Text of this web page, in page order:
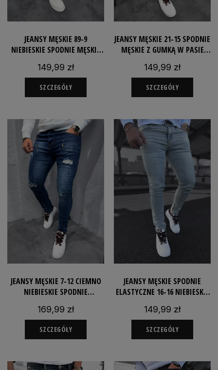
JEANSY MĘSKIE 89-9
NIEBIESKIE SPODNIE MĘSKIE
149,99 zł
SZCZEGÓŁY
JEANSY MĘSKIE 21-15 SPODNIE
MĘSKIE Z GUMKĄ W PASIE
149,99 zł
SZCZEGÓŁY
JEANSY MĘSKIE 7-12 CIEMNO
NIEBIESKIE SPODNIE
JEANSOWE SLIM FIT
169,99 zł
SZCZEGÓŁY
JEANSY MĘSKIE SPODNIE
ELASTYCZNE 16-16 NIEBIESKIE
DOPASOWANE
149,99 zł
SZCZEGÓŁY